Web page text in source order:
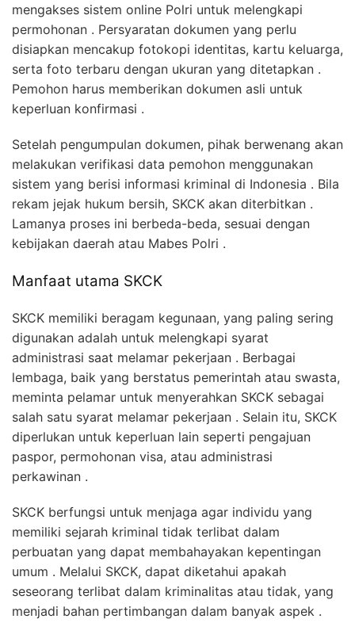
mengakses sistem online Polri untuk melengkapi
permohonan . Persyaratan dokumen yang perlu
disiapkan mencakup fotokopi identitas, kartu keluarga,
serta foto terbaru dengan ukuran yang ditetapkan .
Pemohon harus memberikan dokumen asli untuk
keperluan konfirmasi .
Setelah pengumpulan dokumen, pihak berwenang akan
melakukan verifikasi data pemohon menggunakan
sistem yang berisi informasi kriminal di Indonesia . Bila
rekam jejak hukum bersih, SKCK akan diterbitkan .
Lamanya proses ini berbeda-beda, sesuai dengan
kebijakan daerah atau Mabes Polri .
Manfaat utama SKCK
SKCK memiliki beragam kegunaan, yang paling sering
digunakan adalah untuk melengkapi syarat
administrasi saat melamar pekerjaan . Berbagai
lembaga, baik yang berstatus pemerintah atau swasta,
meminta pelamar untuk menyerahkan SKCK sebagai
salah satu syarat melamar pekerjaan . Selain itu, SKCK
diperlukan untuk keperluan lain seperti pengajuan
paspor, permohonan visa, atau administrasi
perkawinan .
SKCK berfungsi untuk menjaga agar individu yang
memiliki sejarah kriminal tidak terlibat dalam
perbuatan yang dapat membahayakan kepentingan
umum . Melalui SKCK, dapat diketahui apakah
seseorang terlibat dalam kriminalitas atau tidak, yang
menjadi bahan pertimbangan dalam banyak aspek .